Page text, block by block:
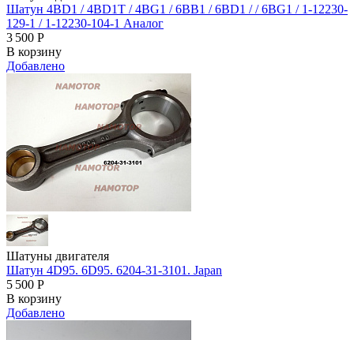
Шатун 4BD1 / 4BD1T / 4BG1 / 6BB1 / 6BD1 / / 6BG1 / 1-12230-
129-1 / 1-12230-104-1 Аналог
3 500 Р
В корзину
Добавлено
Шатуны двигателя
Шатун 4D95. 6D95. 6204-31-3101. Japan
5 500 Р
В корзину
Добавлено